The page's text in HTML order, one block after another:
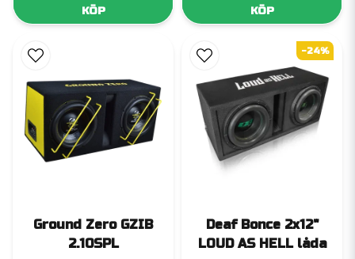
KÖP KÖP
Ground Zero GZIB
2.10SPL
Deaf Bonce 2x12"
LOUD AS HELL låda
-24%